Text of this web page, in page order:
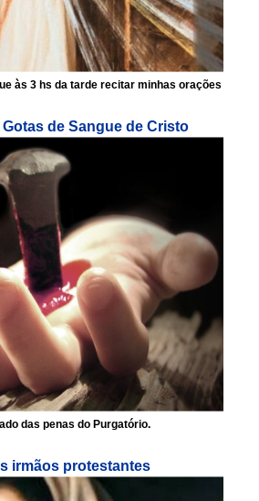
às 3 hs da tarde recitar minhas orações
Gotas de Sangue de Cristo
das penas do Purgatório.
irmãos protestantes